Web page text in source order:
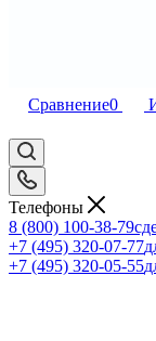
Сравнение0
Телефоны
8 (800) 100-38-79
+7 (495) 320-07-77
+7 (495) 320-05-55